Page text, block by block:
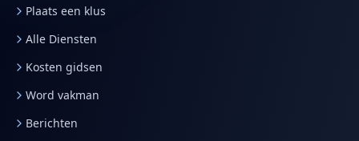
Plaats een klus
Alle Diensten
Kosten gidsen
Word vakman
Berichten